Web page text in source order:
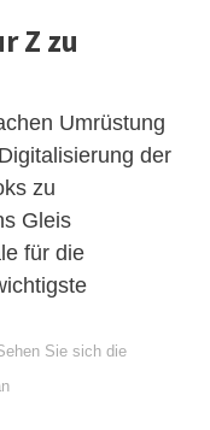
Z zu
Umrüstung
der
zu
Gleis
für die
Sie sich die